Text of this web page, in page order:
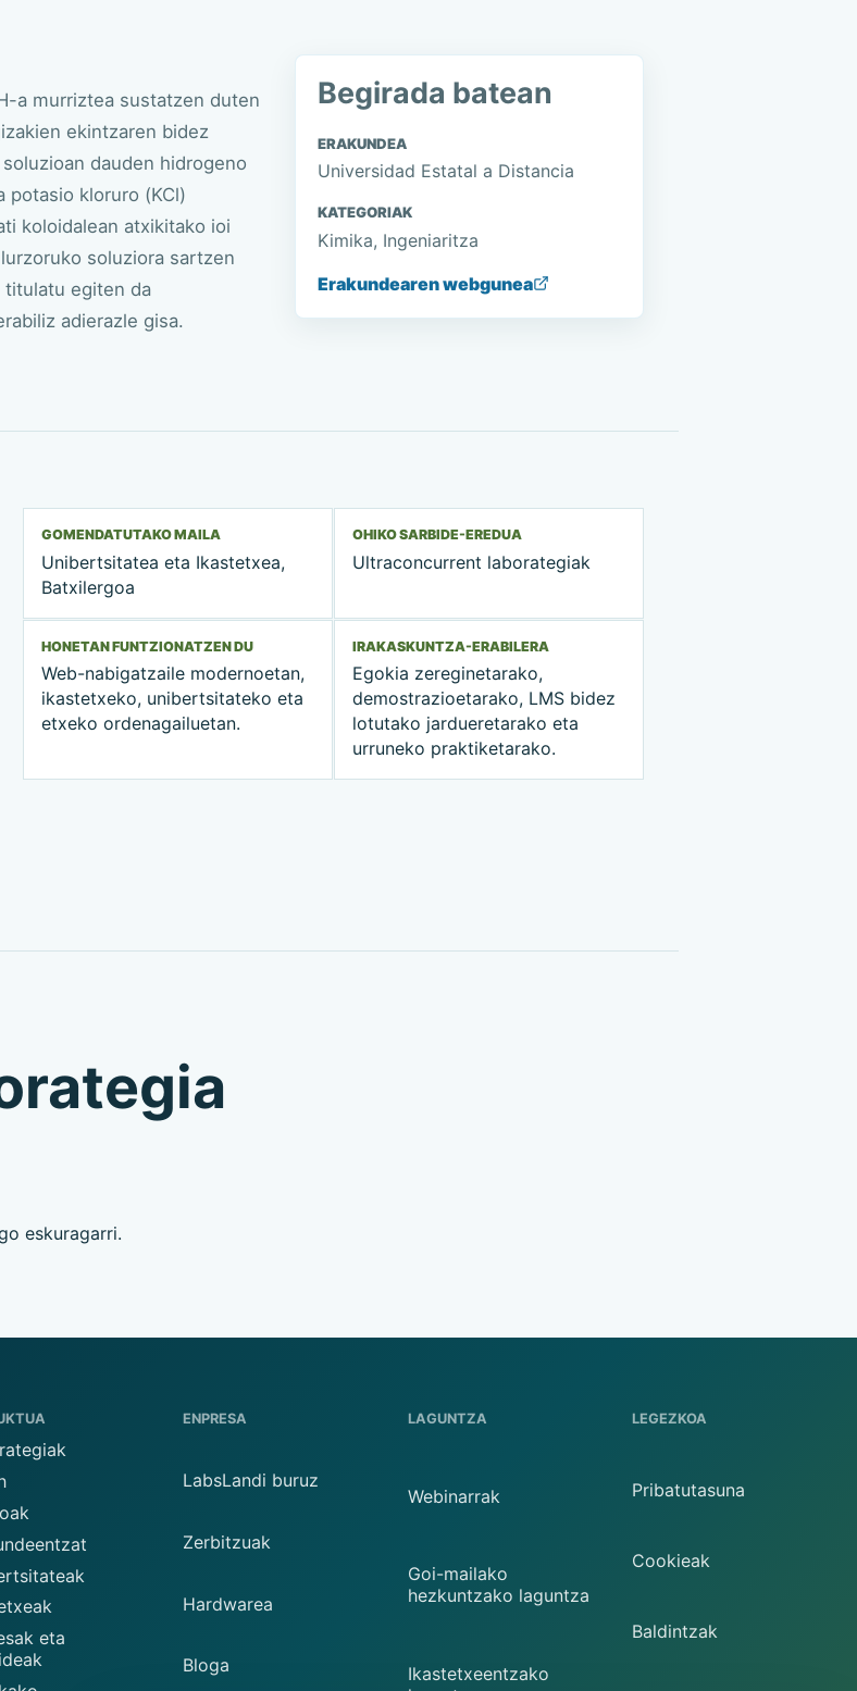
a murriztea sustatzen duten
ekintzaren bidez
dauden hidrogeno
potasio kloruro (KCl)
koloidalean atxikitako ioi
soluziora sartzen
titulatu egiten da
adierazle gisa.
Begirada batean
ERAKUNDEA
Universidad Estatal a Distancia
KATEGORIAK
Kimika, Ingeniaritza
Erakundearen webgunea
GOMENDATUTAKO MAILA
Unibertsitatea eta Ikastetxea,
Batxilergoa
OHIKO SARBIDE-EREDUA
Ultraconcurrent laborategiak
HONETAN FUNTZIONATZEN DU
Web-nabigatzaile modernoetan,
ikastetxeko, unibertsitateko eta
etxeko ordenagailuetan.
IRAKASKUNTZA-ERABILERA
Egokia zereginetarako,
demostrazioetarako, LMS bidez
lotutako jardueretarako eta
urruneko praktiketarako.
eskuragarri.
eta
ENPRESA
LabsLandi buruz
Zerbitzuak
Hardwarea
Bloga
LAGUNTZA
Webinarrak
Goi-mailako
hezkuntzako laguntza
Ikastetxeentzako
LEGEZKOA
Pribatutasuna
Cookieak
Baldintzak